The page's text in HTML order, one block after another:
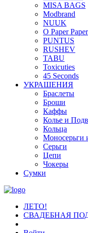
MISA BAGS
Modbrand
NUUK
O Paper Paper
PUNTUS
RUSHEV
TABU
Toxicuties
45 Seconds
УКРАШЕНИЯ
Браслеты
Броши
Каффы
Колье и
Кольца
Моносерьги
Серьги
Цепи
Чокеры
Сумки
ЛЕТО!
СВАДЕБНАЯ